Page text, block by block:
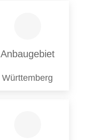
Anbaugebiet
Württemberg